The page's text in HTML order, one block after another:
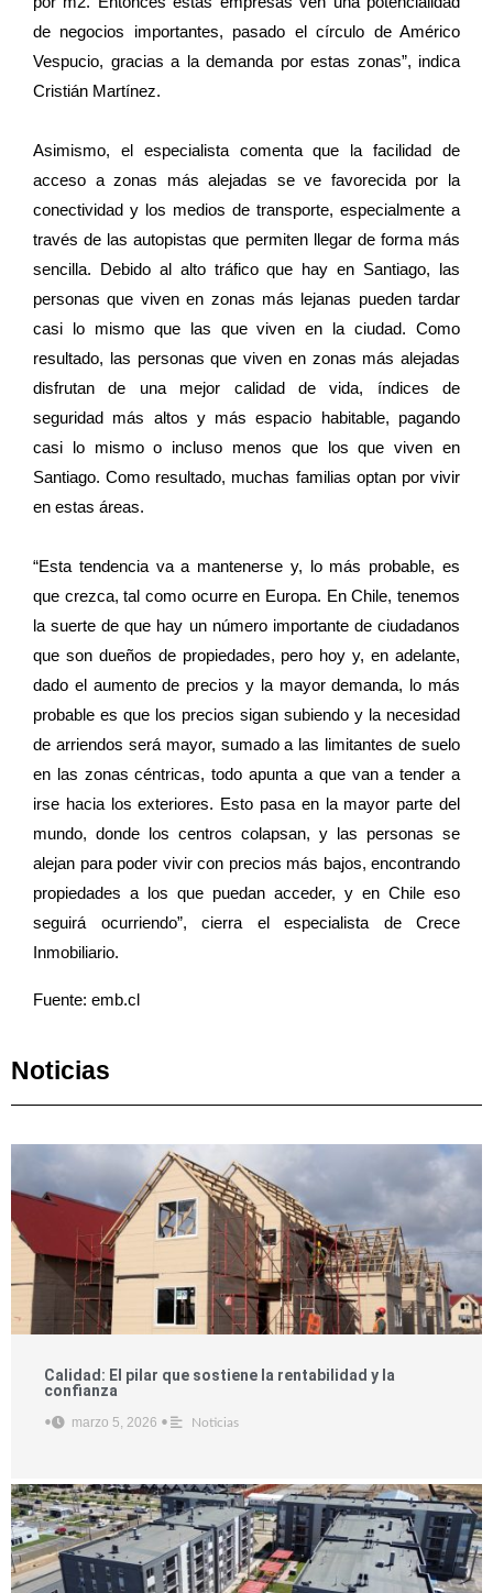
de negocios importantes, pasado el círculo de Américo
Vespucio, gracias a la demanda por estas zonas”, indica
Cristián Martínez.
Asimismo, el especialista comenta que la facilidad de
acceso a zonas más alejadas se ve favorecida por la
conectividad y los medios de transporte, especialmente a
través de las autopistas que permiten llegar de forma más
sencilla. Debido al alto tráfico que hay en Santiago, las
personas que viven en zonas más lejanas pueden tardar
casi lo mismo que las que viven en la ciudad. Como
resultado, las personas que viven en zonas más alejadas
disfrutan de una mejor calidad de vida, índices de
seguridad más altos y más espacio habitable, pagando
casi lo mismo o incluso menos que los que viven en
Santiago. Como resultado, muchas familias optan por vivir
en estas áreas.
“Esta tendencia va a mantenerse y, lo más probable, es
que crezca, tal como ocurre en Europa. En Chile, tenemos
la suerte de que hay un número importante de ciudadanos
que son dueños de propiedades, pero hoy y, en adelante,
dado el aumento de precios y la mayor demanda, lo más
probable es que los precios sigan subiendo y la necesidad
de arriendos será mayor, sumado a las limitantes de suelo
en las zonas céntricas, todo apunta a que van a tender a
irse hacia los exteriores. Esto pasa en la mayor parte del
mundo, donde los centros colapsan, y las personas se
alejan para poder vivir con precios más bajos, encontrando
propiedades a los que puedan acceder, y en Chile eso
seguirá ocurriendo”, cierra el especialista de Crece
Inmobiliario.
Fuente: emb.cl
Noticias
Calidad: El pilar que sostiene la rentabilidad y la
confianza
• marzo 5, 2026 • Noticias